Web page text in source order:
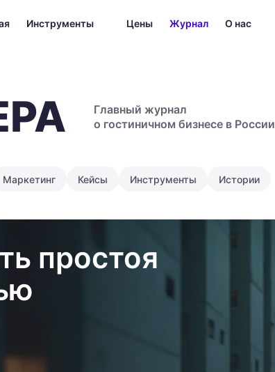
Инструменты Цены Журнал О нас
Главный журнал
о гостиничном бизнесе в России
Маркетинг Кейсы Инструменты Истории
простоя